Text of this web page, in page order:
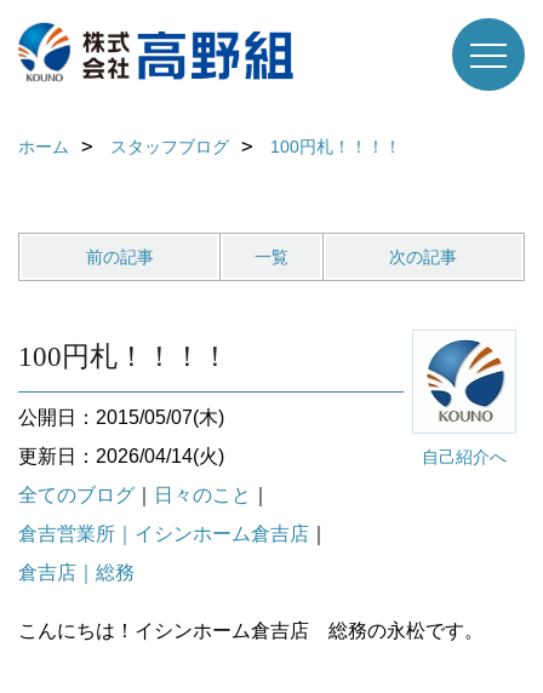
ホーム スタッフブログ 100円札！！！！
前の記事 一覧 次の記事
自己紹介へ
100円札！！！！
公開日：2015/05/07(木)
更新日：2026/04/14(火)
全てのブログ
日々のこと
倉吉営業所｜イシンホーム倉吉店
倉吉店｜総務
こんにちは！イシンホーム倉吉店 総務の永松です。